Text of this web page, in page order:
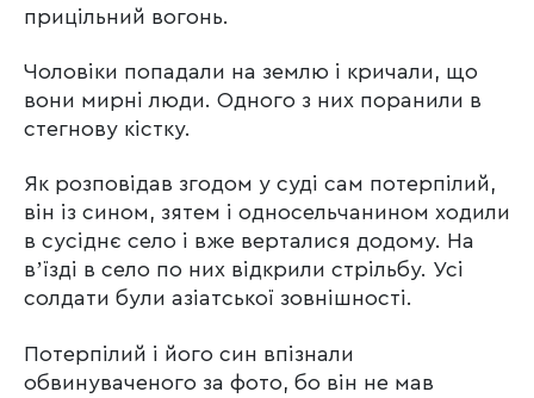
прицільний вогонь.
Чоловіки попадали на землю і кричали, що
вони мирні люди. Одного з них поранили в
стегнову кістку.
Як розповідав згодом у суді сам потерпілий,
він із сином, зятем і односельчанином ходили
в сусіднє село і вже верталися додому. На
вʼїзді в село по них відкрили стрільбу. Усі
солдати були азіатської зовнішності.
Потерпілий і його син впізнали
обвинуваченого за фото, бо він не мав